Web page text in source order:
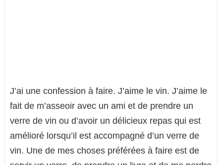
J’ai une confession à faire. J’aime le vin. J’aime le
fait de m’asseoir avec un ami et de prendre un
verre de vin ou d’avoir un délicieux repas qui est
amélioré lorsqu’il est accompagné d’un verre de
vin. Une de mes choses préférées à faire est de